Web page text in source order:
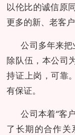
以伦比的诚信原
更多的新、老客
公司多年来
除队伍，本公司
持证上岗，可靠
有保证。
公司本着“客
了长期的合作关